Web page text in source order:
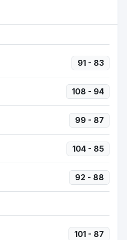
91 - 83
108 - 94
99 - 87
104 - 85
92 - 88
101 - 87